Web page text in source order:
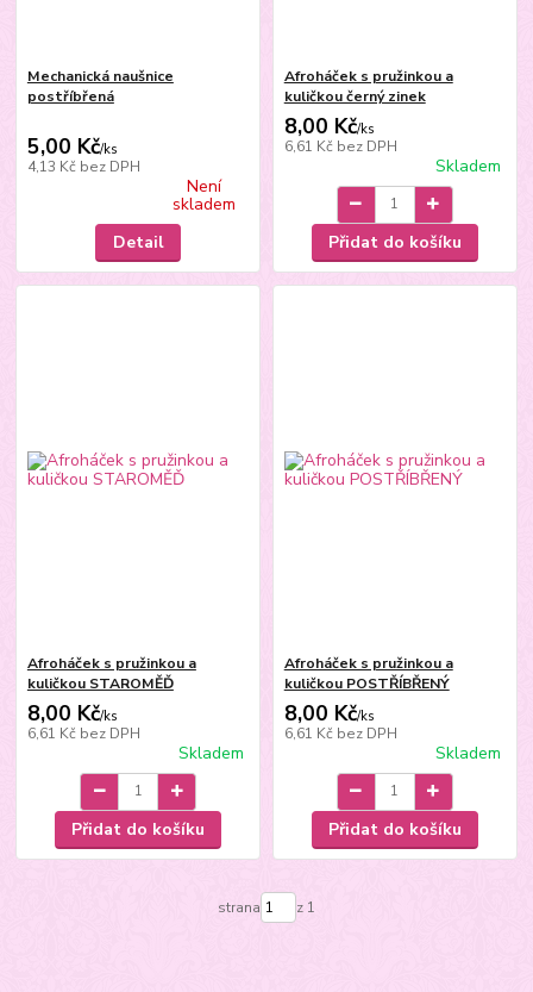
Mechanická naušnice
postříbřená
5,00 Kč/ks
4,13 Kč bez DPH
Není
skladem
Detail
Afroháček s pružinkou a
kuličkou černý zinek
8,00 Kč/ks
6,61 Kč bez DPH
Skladem
Přidat do košíku
Afroháček s pružinkou a
kuličkou STAROMĚĎ
8,00 Kč/ks
6,61 Kč bez DPH
Skladem
Přidat do košíku
Afroháček s pružinkou a
kuličkou POSTŘÍBŘENÝ
8,00 Kč/ks
6,61 Kč bez DPH
Skladem
Přidat do košíku
strana z 1